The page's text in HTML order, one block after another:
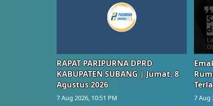
RAPAT PARIPURNA DPRD
KABUPATEN SUBANG | Jumat, 8
Agustus 2026
7 Aug 2026, 10:51 PM 7 Aug